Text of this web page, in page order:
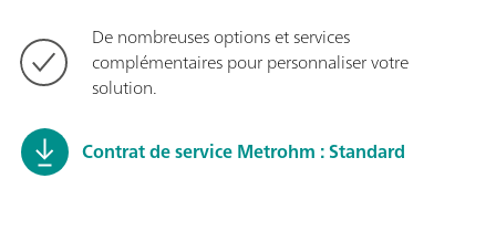
De nombreuses options et services
complémentaires pour personnaliser votre
solution.
Contrat de service Metrohm : Standard